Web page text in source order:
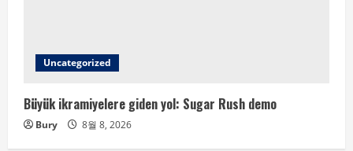
Uncategorized
Büyük ikramiyelere giden yol: Sugar Rush demo
Bury 8월 8, 2026